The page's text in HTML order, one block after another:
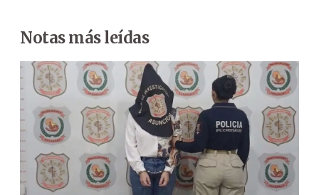
Notas más leídas